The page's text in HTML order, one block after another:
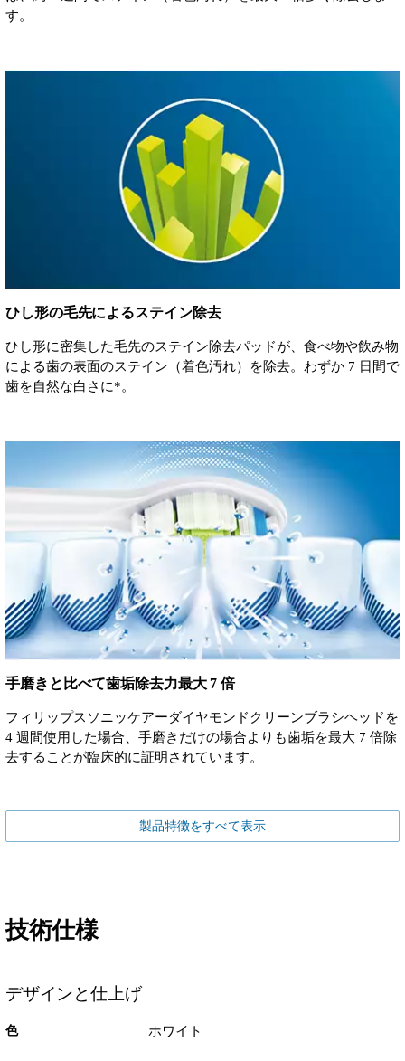
す。
ひし形の毛先によるステイン除去
ひし形に密集した毛先のステイン除去パッドが、食べ物や飲み物
による歯の表面のステイン（着色汚れ）を除去。わずか 7 日間で
歯を自然な白さに*。
手磨きと比べて歯垢除去力最大 7 倍
フィリップスソニッケアーダイヤモンドクリーンブラシヘッドを
4 週間使用した場合、手磨きだけの場合よりも歯垢を最大 7 倍除
去することが臨床的に証明されています。
製品特徴をすべて表示
技術仕様
デザインと仕上げ
色 ホワイト